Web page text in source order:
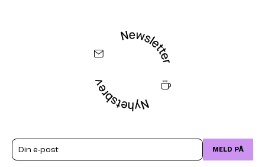
Email MELD PÅ